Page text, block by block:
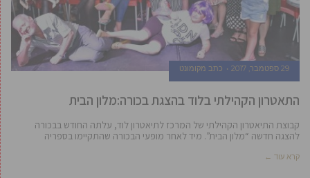
29 ספטמבר, 2017 כתב מקומונט
התאטרון הקהילתי בלוד בהצגת בכורה:מלון הבית
קבוצת התיאטרון הקהילתי של המרכז לתיאטרון לוד, עלתה החודש בבכורה
להצגה חדשה “מלון הבית”. מיד לאחר מופעי הבכורה שהתקיימו בספריה
קרא עוד ←